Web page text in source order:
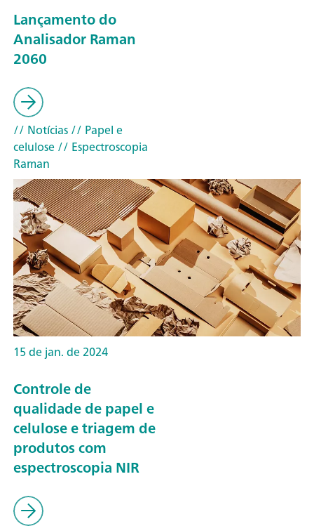
Lançamento do
Analisador Raman
2060
// Notícias// Papel e
celulose// Espectroscopia
Raman
15 de jan. de 2024
Controle de
qualidade de papel e
celulose e triagem de
produtos com
espectroscopia NIR